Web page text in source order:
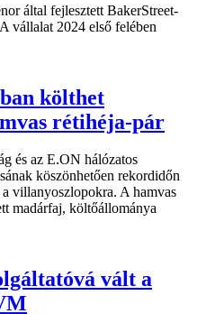
által fejlesztett BakerStreet-
vállalat 2024 első felében
költhet
rétihéja-pár
és az E.ON hálózatos
köszönhetően rekordidőn
villanyoszlopokra. A hamvas
madárfaj, költőállománya
vált a